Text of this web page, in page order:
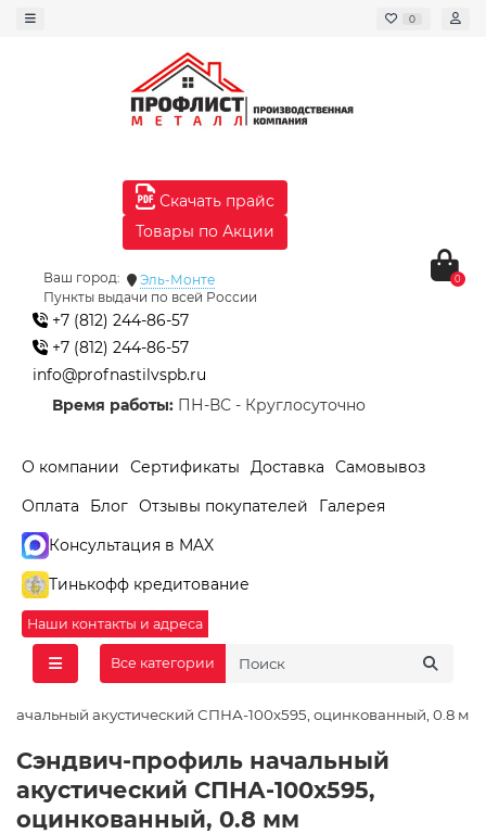
0
Скачать прайс
Товары по Акции
Ваш город:
Эль-Монте
Пункты выдачи по всей России
+7 (812) 244-86-57
+7 (812) 244-86-57
info@profnastilvspb.ru
Время работы: ПН-ВС - Круглосуточно
0
О компании Сертификаты Доставка
Самовывоз
Оплата
Блог Отзывы покупателей
Галерея
Консультация в MAX
Тинькофф кредитование
Наши контакты и адреса
Все категории
акустический СПНА-100х595, оцинкованный, 0.8 мм
Сэндвич-профиль начальный
акустический СПНА-100х595,
оцинкованный, 0.8 мм